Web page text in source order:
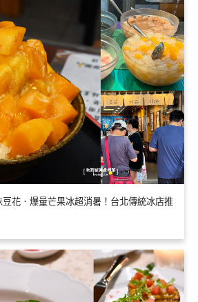
花．爆量芒果冰超消暑！台北傳統冰店推